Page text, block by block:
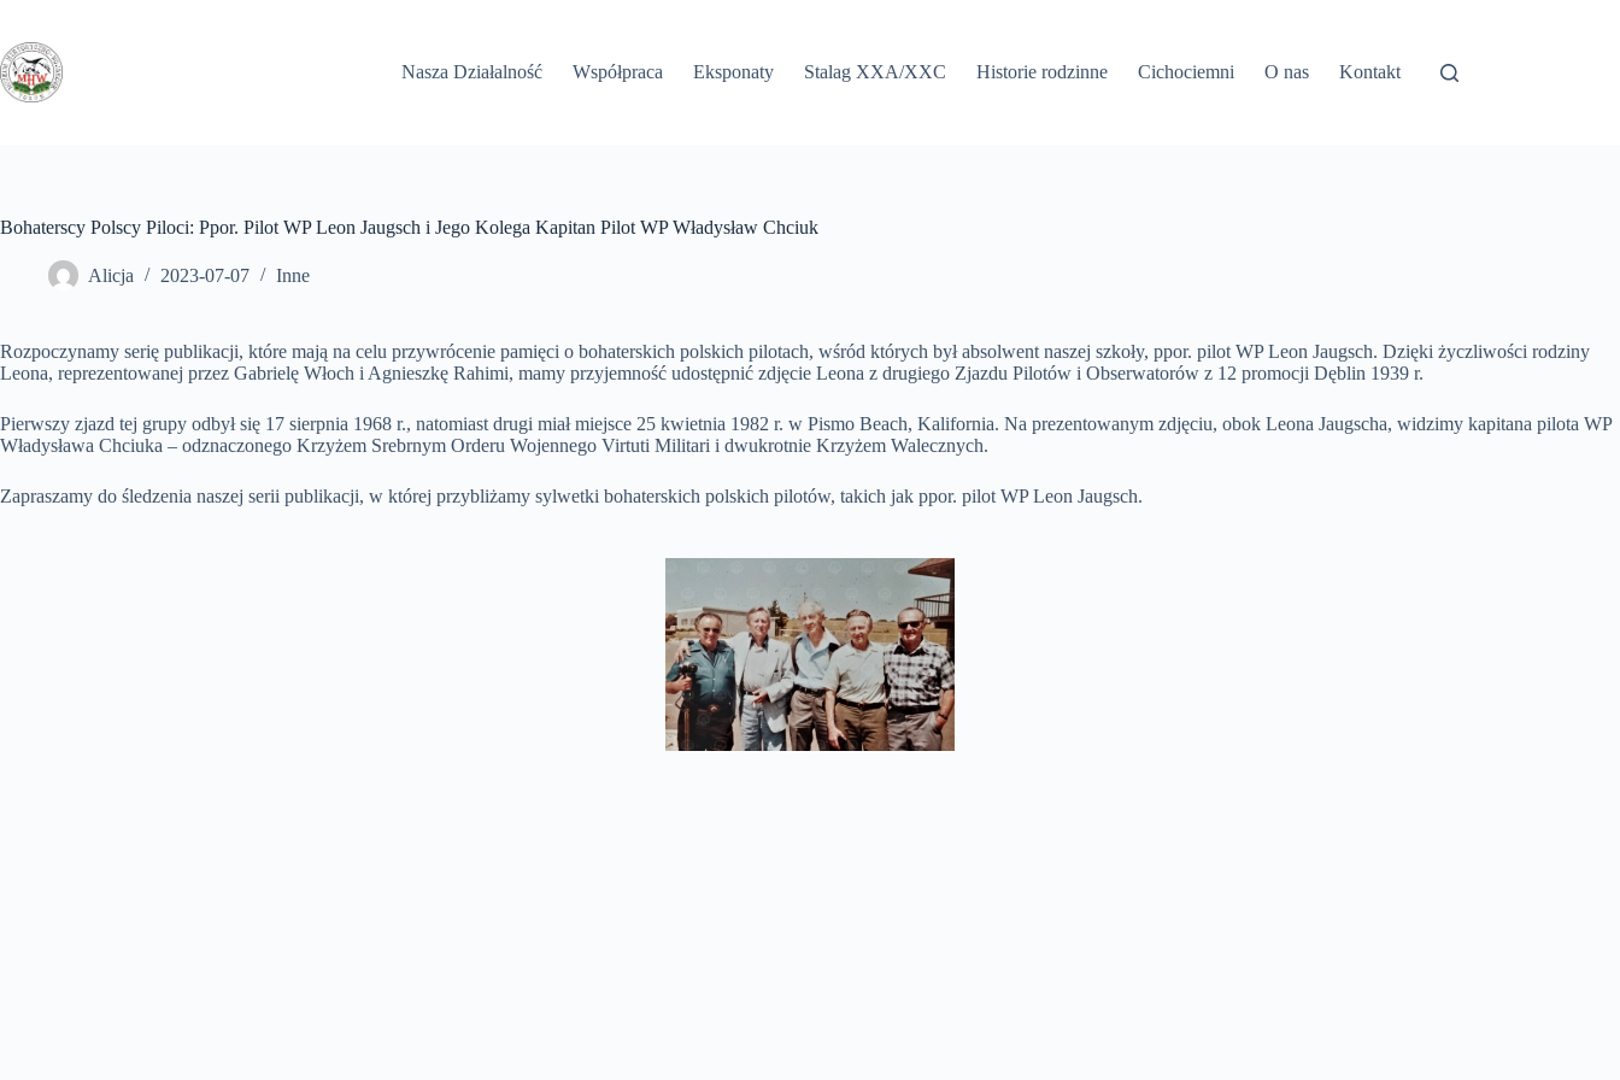
treści
Nasza Działalność
Współpraca Eksponaty Stalag XXA/XXC Historie rodzinne Cichociemni O nas Kontakt
Bohaterscy Polscy Piloci: Ppor. Pilot WP Leon Jaugsch i Jego Kolega Kapitan Pilot WP Władysław Chciuk
Alicja 2023-07-07 Inne
Rozpoczynamy serię publikacji, które mają na celu przywrócenie pamięci o bohaterskich polskich pilotach, wśród których był absolwent naszej szkoły, ppor. pilot WP Leon Jaugsch. Dzięki życzliwości rodziny
Leona, reprezentowanej przez Gabrielę Włoch i Agnieszkę Rahimi, mamy przyjemność udostępnić zdjęcie Leona z drugiego Zjazdu Pilotów i Obserwatorów z 12 promocji Dęblin 1939 r.
Pierwszy zjazd tej grupy odbył się 17 sierpnia 1968 r., natomiast drugi miał miejsce 25 kwietnia 1982 r. w Pismo Beach, Kalifornia. Na prezentowanym zdjęciu, obok Leona Jaugscha, widzimy kapitana pilota WP
Władysława Chciuka – odznaczonego Krzyżem Srebrnym Orderu Wojennego Virtuti Militari i dwukrotnie Krzyżem Walecznych.
Zapraszamy do śledzenia naszej serii publikacji, w której przybliżamy sylwetki bohaterskich polskich pilotów, takich jak ppor. pilot WP Leon Jaugsch.